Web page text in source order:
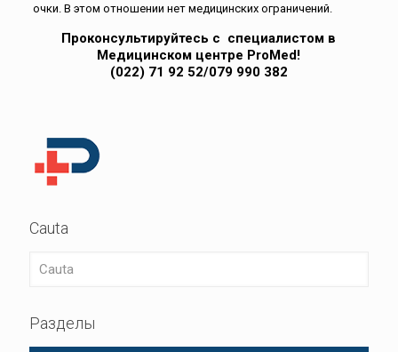
очки. В этом отношении нет медицинских ограничений.
Проконсультируйтесь с специалистом в
Медицинском центре ProMed!
(022) 71 92 52/079 990 382
Cauta
Разделы